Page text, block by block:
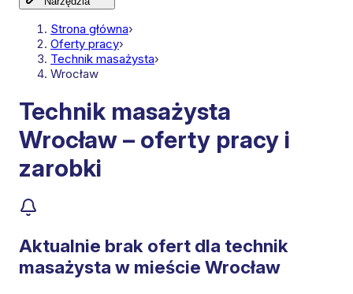
Strona główna›
Oferty pracy›
Technik masażysta›
Wrocław
Technik masażysta
Wrocław – oferty pracy i
zarobki
Aktualnie brak ofert dla technik
masażysta w mieście Wrocław